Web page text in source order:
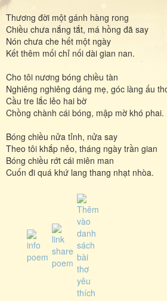
Thương đời một gánh hàng rong
Chiều chưa nắng tắt, má hồng đã say
Nón chưa che hết một ngày
Kết thêm mối chỉ nối dài gian nan.
Cho tôi nương bóng chiều tàn
Nghiêng nghiêng dáng mẹ, góc làng ấu
Cầu tre lắc lẻo hai bờ
Chồng chành cái bóng, mập mờ khó phai.
Bóng chiều nửa tỉnh, nửa say
Theo tôi khắp nẻo, tháng ngày trần gian
Bóng chiều rớt cái miên man
Cuốn đi quá khứ lang thang nhạt nhòa.